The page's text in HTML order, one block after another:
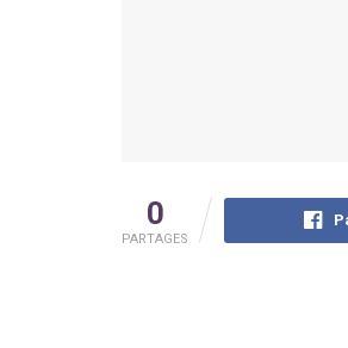
0
PARTAGES